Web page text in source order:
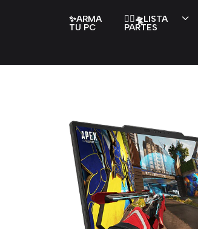
✨ARMA
TU PC
👇🏻🛸LISTA
PARTES